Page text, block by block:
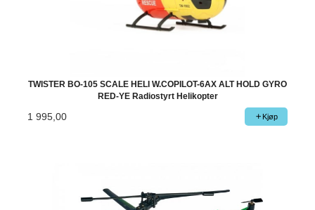
TWISTER BO-105 SCALE HELI W.COPILOT-6AX ALT HOLD GYRO
RED-YE Radiostyrt Helikopter
1 995,00 Kjøp